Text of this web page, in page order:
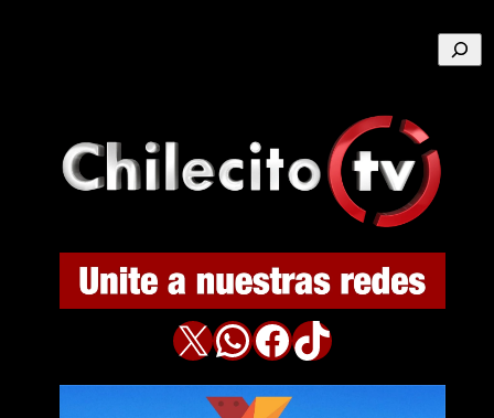
Buscar
X WhatsApp Facebook TikTok